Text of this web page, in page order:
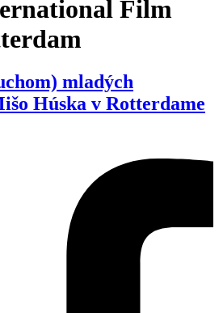
Film
mladých
Húska v Rotterdame